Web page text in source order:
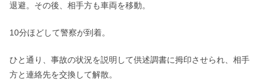
退避。その後、相手方も車両を移動。
10分ほどして警察が到着。
ひと通り、事故の状況を説明して供述調書に拇印させられ、相手
方と連絡先を交換して解散。